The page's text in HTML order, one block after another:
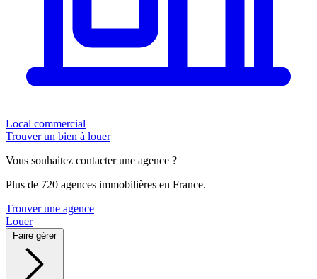
Local commercial
Trouver un bien à louer
Vous souhaitez contacter une agence ?
Plus de 720 agences immobilières en France.
Trouver une agence
Louer
Faire gérer